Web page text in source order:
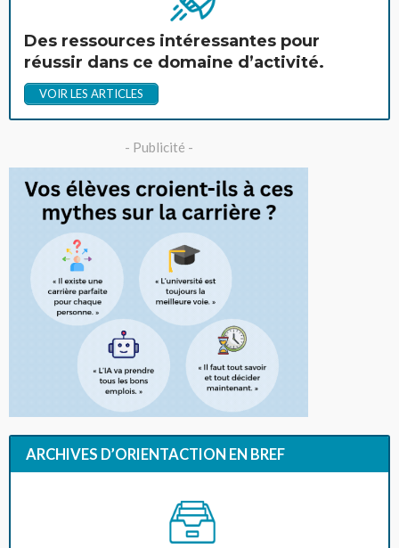
Des ressources intéressantes pour
réussir dans ce domaine d’activité.
VOIR LES ARTICLES
- Publicité -
ARCHIVES D’ORIENTACTION EN BREF